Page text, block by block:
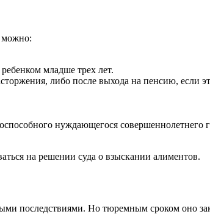
можно:
младше трех лет.
либо после выхода на пенсию, если
нуждающегося
на решении суда о взыскании алиментов.
последствиями. Но тюремным сроком оно